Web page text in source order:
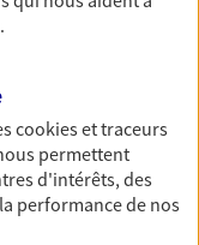
chapitre de
Découvrez
cookies et traceurs
permettent
d'intérêts, des
performance de nos